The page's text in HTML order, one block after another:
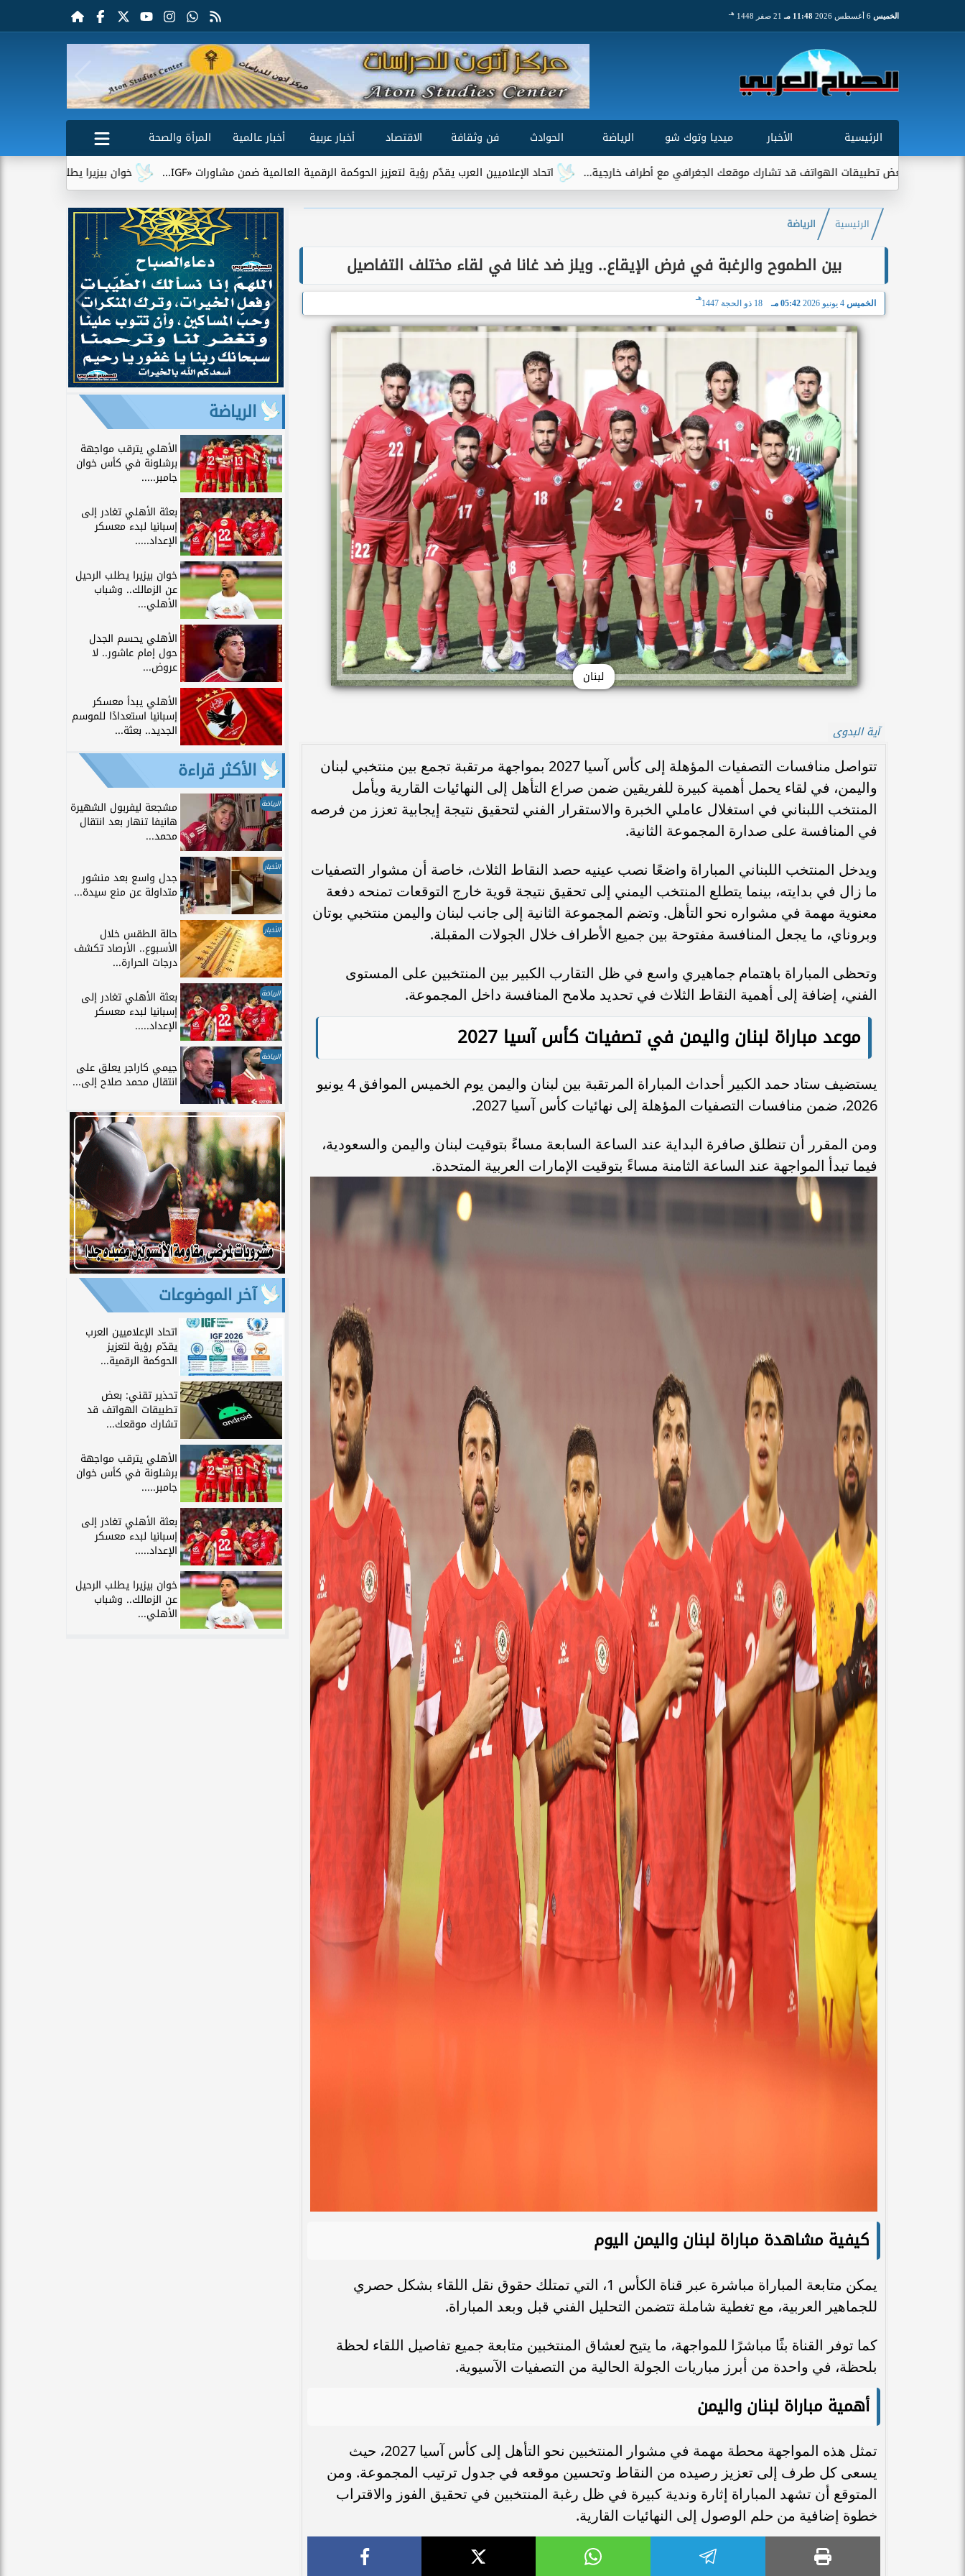
الخميس 11:48 مـ 21 صفر 1448 هـ
الرئيسية الأخبار ميديا وتوك شو الرياضة الحوادث فن وثقافة الاقتصاد أخبار عربية أخبار عالمية
المرأة والصحة
خوان بيزيرا يطلب الرحيل عن الزمالك.. وشباب
اتحاد الإعلاميين العرب يقدّم رؤية لتعزيز الحوكمة الرقمية العالمية ضمن مشاورات «IGF... الهواتف قد تشارك موقعك الجغرافي مع أطراف خارجية...
الرئيسية الرياضة
بين الطموح والرغبة في فرض الإيقاع.. ويلز ضد غانا في لقاء مختلف التفاصيل
الخميس 4 يونيو 2026 05:42 مـ 18 ذو الحجة 1447
هـ
لبنان
آية البدوى
تتواصل منافسات التصفيات المؤهلة إلى كأس آسيا 2027 بمواجهة مرتقبة تجمع بين منتخبي لبنان
واليمن، في لقاء يحمل أهمية كبيرة للفريقين ضمن صراع التأهل إلى النهائيات القارية ويأمل
المنتخب اللبناني في استغلال عاملي الخبرة والاستقرار الفني لتحقيق نتيجة إيجابية تعزز من فرصه
في المنافسة على صدارة المجموعة الثانية.
ويدخل المنتخب اللبناني المباراة واضعًا نصب عينيه حصد النقاط الثلاث، خاصة أن مشوار التصفيات
ما زال في بدايته، بينما يتطلع المنتخب اليمني إلى تحقيق نتيجة قوية خارج التوقعات تمنحه دفعة
معنوية مهمة في مشواره نحو التأهل. وتضم المجموعة الثانية إلى جانب لبنان واليمن منتخبي بوتان
وبروناي، ما يجعل المنافسة مفتوحة بين جميع الأطراف خلال الجولات المقبلة.
وتحظى المباراة باهتمام جماهيري واسع في ظل التقارب الكبير بين المنتخبين على المستوى
الفني، إضافة إلى أهمية النقاط الثلاث في تحديد ملامح المنافسة داخل المجموعة.
موعد مباراة لبنان واليمن في تصفيات كأس آسيا 2027
يستضيف ستاد حمد الكبير أحداث المباراة المرتقبة بين لبنان واليمن يوم الخميس الموافق 4 يونيو
2026، ضمن منافسات التصفيات المؤهلة إلى نهائيات كأس آسيا 2027.
ومن المقرر أن تنطلق صافرة البداية عند الساعة السابعة مساءً بتوقيت لبنان واليمن والسعودية،
فيما تبدأ المواجهة عند الساعة الثامنة مساءً بتوقيت الإمارات العربية المتحدة.
كيفية مشاهدة مباراة لبنان واليمن اليوم
يمكن متابعة المباراة مباشرة عبر قناة الكأس 1، التي تمتلك حقوق نقل اللقاء بشكل حصري
للجماهير العربية، مع تغطية شاملة تتضمن التحليل الفني قبل وبعد المباراة.
كما توفر القناة بثًا مباشرًا للمواجهة، ما يتيح لعشاق المنتخبين متابعة جميع تفاصيل اللقاء لحظة
بلحظة، في واحدة من أبرز مباريات الجولة الحالية من التصفيات الآسيوية.
أهمية مباراة لبنان واليمن
تمثل هذه المواجهة محطة مهمة في مشوار المنتخبين نحو التأهل إلى كأس آسيا 2027، حيث
يسعى كل طرف إلى تعزيز رصيده من النقاط وتحسين موقعه في جدول ترتيب المجموعة. ومن
المتوقع أن تشهد المباراة إثارة وندية كبيرة في ظل رغبة المنتخبين في تحقيق الفوز والاقتراب
خطوة إضافية من حلم الوصول إلى النهائيات القارية.
الرياضة
الأهلي يترقب مواجهة
برشلونة في كأس خوان
جامبر.....
بعثة الأهلي تغادر إلى
إسبانيا لبدء معسكر
الإعداد.....
خوان بيزيرا يطلب الرحيل
عن الزمالك.. وشباب
الأهلي...
الأهلي يحسم الجدل
حول إمام عاشور.. لا
عروض...
الأهلي يبدأ معسكر
إسبانيا استعدادًا للموسم
الجديد.. بعثة...
الأكثر قراءة
الرياضة مشجعة ليفربول الشهيرة
هانيفا تنهار بعد انتقال
محمد...
الأخبار
جدل واسع بعد منشور
متداولة عن منع سيدة...
الأخبار حالة الطقس خلال
الأسبوع.. الأرصاد تكشف
درجات الحرارة...
الرياضة بعثة الأهلي تغادر إلى
إسبانيا لبدء معسكر
الإعداد.....
الرياضة
جيمي كاراجر يعلق على
انتقال محمد صلاح إلى...
آخر الموضوعات
اتحاد الإعلاميين العرب
يقدّم رؤية لتعزيز
الحوكمة الرقمية...
تحذير تقني: بعض
تطبيقات الهواتف قد
تشارك موقعك...
الأهلي يترقب مواجهة
برشلونة في كأس خوان
جامبر.....
بعثة الأهلي تغادر إلى
إسبانيا لبدء معسكر
الإعداد.....
خوان بيزيرا يطلب الرحيل
عن الزمالك.. وشباب
الأهلي...